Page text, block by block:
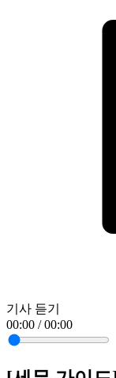
기사 듣기
00:00 / 00:00